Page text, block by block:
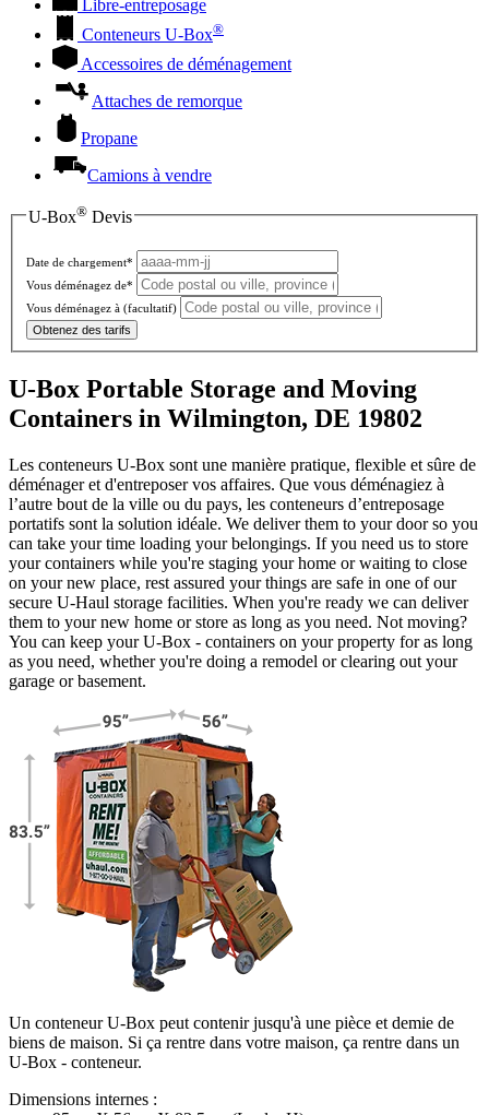
Libre-entreposage
Conteneurs U-Box®
Accessoires de déménagement
Attaches de remorque
Propane
Camions à vendre
U-Box® Devis
Date de chargement*
Vous déménagez de*
Vous déménagez à (facultatif)
Obtenez des tarifs
U-Box Portable Storage and Moving
Containers in Wilmington, DE 19802
Les conteneurs U-Box sont une manière pratique, flexible et sûre de
déménager et d'entreposer vos affaires. Que vous déménagiez à
l’autre bout de la ville ou du pays, les conteneurs d’entreposage
portatifs sont la solution idéale. We deliver them to your door so you
can take your time loading your belongings. If you need us to store
your containers while you're staging your home or waiting to close
on your new place, rest assured your things are safe in one of our
secure U-Haul storage facilities. When you're ready we can deliver
them to your new home or store as long as you need. Not moving?
You can keep yourU-Box - containers on your property for as long
as you need, whether you're doing a remodel or clearing out your
garage or basement.
Un conteneur U-Box peut contenir jusqu'à une pièce et demie de
biens de maison. Si ça rentre dans votre maison, ça rentre dans un
U-Box - conteneur.
Dimensions internes :